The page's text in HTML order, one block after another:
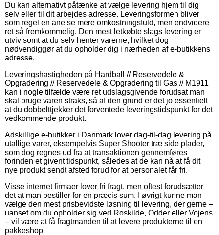
Du kan alternativt påtænke at vælge levering hjem til dig
selv eller til dit arbejdes adresse. Leveringsformen bliver
som regel en anelse mere omkostningsfuld, men endvidere
ret så fremkommelig. Den mest letkøbte slags levering er
utvivlsomt at du selv henter varerne, hvilket dog
nødvendiggør at du opholder dig i nærheden af e-butikkens
adresse.
Leveringshastigheden på Hardball // Reservedele &
Opgradering // Reservedele & Opgradering til Gas // M1911
kan i nogle tilfælde være ret udslagsgivende forudsat man
skal bruge varen straks, så af den grund er det jo essentielt
at du dobbelttjekker det forventede leveringstidspunkt for det
vedkommende produkt.
Adskillige e-butikker i Danmark lover dag-til-dag levering på
utallige varer, eksempelvis Super Shooter træ side plader,
som dog regnes ud fra at transaktionen gennemføres
forinden et givent tidspunkt, således at de kan nå at få dit
nye produkt sendt afsted forud for at personalet får fri.
Visse internet firmaer lover fri fragt, men oftest forudsætter
det at man bestiller for en præcis sum. I øvrigt kunne man
vælge den mest prisbevidste løsning til levering, der gerne –
uanset om du opholder sig ved Roskilde, Odder eller Vojens
– vil være at få fragtmanden til at levere produkterne til en
pakkeshop.